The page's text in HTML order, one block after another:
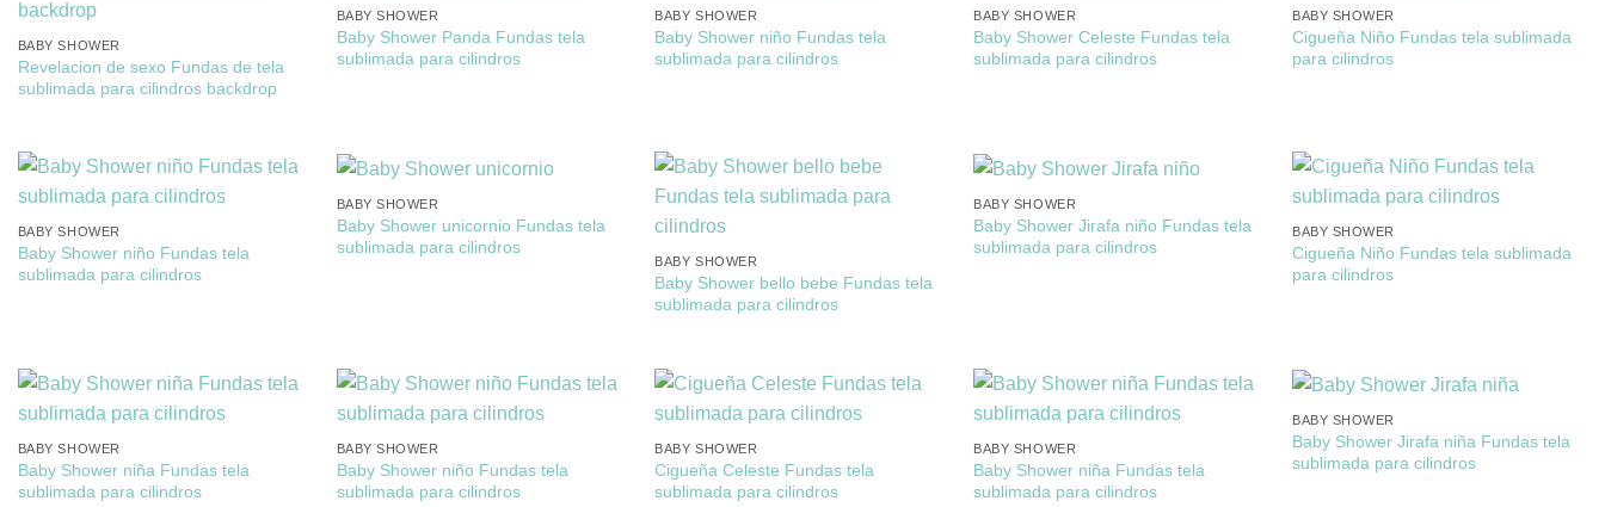
BABY SHOWER
Revelacion de sexo Fundas de tela
sublimada para cilindros backdrop
BABY SHOWER
Baby Shower Panda Fundas tela
sublimada para cilindros
BABY SHOWER
Baby Shower niño Fundas tela
sublimada para cilindros
BABY SHOWER
Baby Shower Celeste Fundas tela
sublimada para cilindros
BABY SHOWER
Cigueña Niño Fundas tela sublimada
para cilindros
BABY SHOWER
Baby Shower niño Fundas tela
sublimada para cilindros
BABY SHOWER
Baby Shower unicornio Fundas tela
sublimada para cilindros
BABY SHOWER
Baby Shower bello bebe Fundas tela
sublimada para cilindros
BABY SHOWER
Baby Shower Jirafa niño Fundas tela
sublimada para cilindros
BABY SHOWER
Cigueña Niño Fundas tela sublimada
para cilindros
BABY SHOWER
Baby Shower niña Fundas tela
sublimada para cilindros
BABY SHOWER
Baby Shower niño Fundas tela
sublimada para cilindros
BABY SHOWER
Cigueña Celeste Fundas tela
sublimada para cilindros
BABY SHOWER
Baby Shower niña Fundas tela
sublimada para cilindros
BABY SHOWER
Baby Shower Jirafa niña Fundas tela
sublimada para cilindros